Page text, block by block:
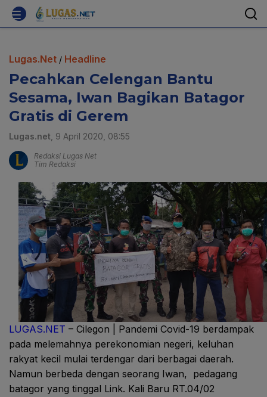
Lugas.Net / Headline
Pecahkan Celengan Bantu
Sesama, Iwan Bagikan Batagor
Gratis di Gerem
Lugas.net , 9 April 2020, 08:55
Redaksi Lugas Net
Tim Redaksi
LUGAS.NET – Cilegon | Pandemi Covid-19 berdampak
pada melemahnya perekonomian negeri, keluhan
rakyat kecil mulai terdengar dari berbagai daerah.
Namun berbeda dengan seorang Iwan,
pedagang
batagor yang tinggal Link. Kali Baru RT.04/02